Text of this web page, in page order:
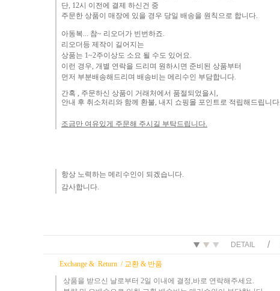
단, 12시 이전에 결제 하신건 중 ​
주문한 상품이 매장에 있을 경우 당일 배송을 원칙으로 합니다.
아동복... 참~ 리오더가 빈번하죠.​
리오더등 제작이 길어지는
상품는 1~2주이상도 소요 될 수도 있어요.
이런 경우, 개별 연락을 드리며 원하시면 준비된 상품부터
먼 저 부분배송해드리며 배송비는 메리수인 부담합니다.
간혹 , 주문하신 상품이 거래처에서 품절되었을시,
안내 후 취소처리와 함께 환불, 내지 쇼핑몰 포인트로 적립해드립니다.
조금만 여유있게 주문해 주시길 부탁드립니다.
항상 노력하는 메리수인이 되겠습니다.​
감사합니다.​
DETAIL /
Exchange & Return / 교환 & 반품
상품을 받으신 날로부터 2일 이내에 결정,바로 연락해주세요.